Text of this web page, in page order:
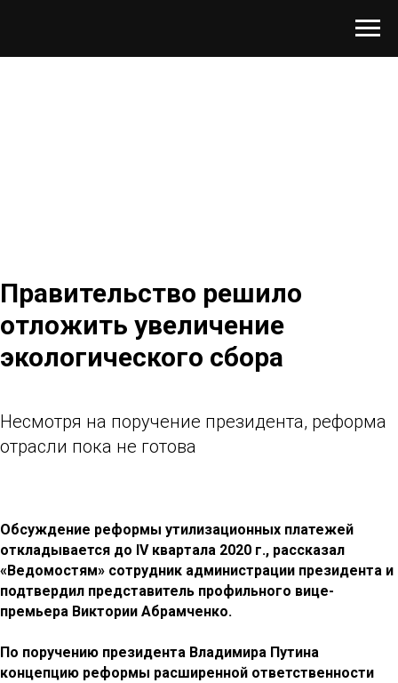
Правительство решило
отложить увеличение
экологического сбора
Несмотря на поручение президента, реформа
отрасли пока не готова
Обсуждение реформы утилизационных платежей
откладывается до IV квартала 2020 г., рассказал
«Ведомостям» сотрудник администрации президента и
подтвердил представитель профильного вице-
премьера Виктории Абрамченко.
По поручению президента Владимира Путина
концепцию реформы расширенной ответственности